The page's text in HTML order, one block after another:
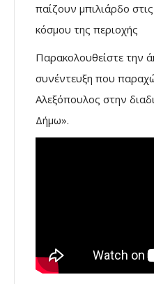
παίζουν μπιλιάρδο
κόσμου της περιοχής
Παρακολουθείστε την
συνέντευξη που
Αλεξόπουλος στην
Δήμω».